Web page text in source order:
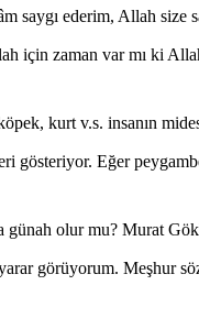
saygı ederim, Allah
için zaman var mı ki
kurt v.s. insanın
gösteriyor. Eğer
günah olur mu? Murat
görüyorum. Meşhur